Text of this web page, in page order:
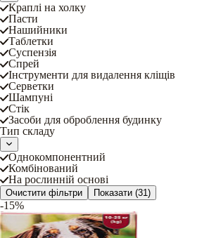
Краплі на холку
Пасти
Нашийники
Таблетки
Суспензія
Спрей
Інструменти для видалення кліщів
Серветки
Шампуні
Стік
Засоби для оброблення будинку
Тип складу
Однокомпонентний
Комбінований
На рослинній основі
Очистити фільтри Показати (31)
-15%